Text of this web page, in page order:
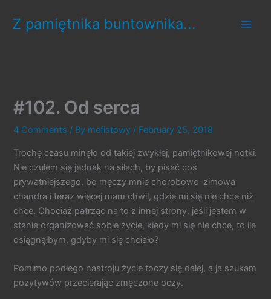
content
Z pamiętnika buntownika...
#102. Od serca
4 Comments / By mefistowy / February 25, 2018
Trochę czasu minęło od takiej zwykłej, pamiętnikowej notki.
Nie czułem się jednak na siłach, by pisać coś
prywatniejszego, bo męczy mnie chorobowo-zimowa
chandra i teraz więcej mam chwil, gdzie mi się nie chce niż
chce. Chociaż patrząc na to z innej strony, jeśli jestem w
stanie organizować sobie życie, kiedy mi się nie chce, to ile
osiągnąłbym, gdyby mi się chciało?
Pomimo podłego nastroju życie toczy się dalej, a ja szukam
pozytywów przecierając zmęczone oczy.